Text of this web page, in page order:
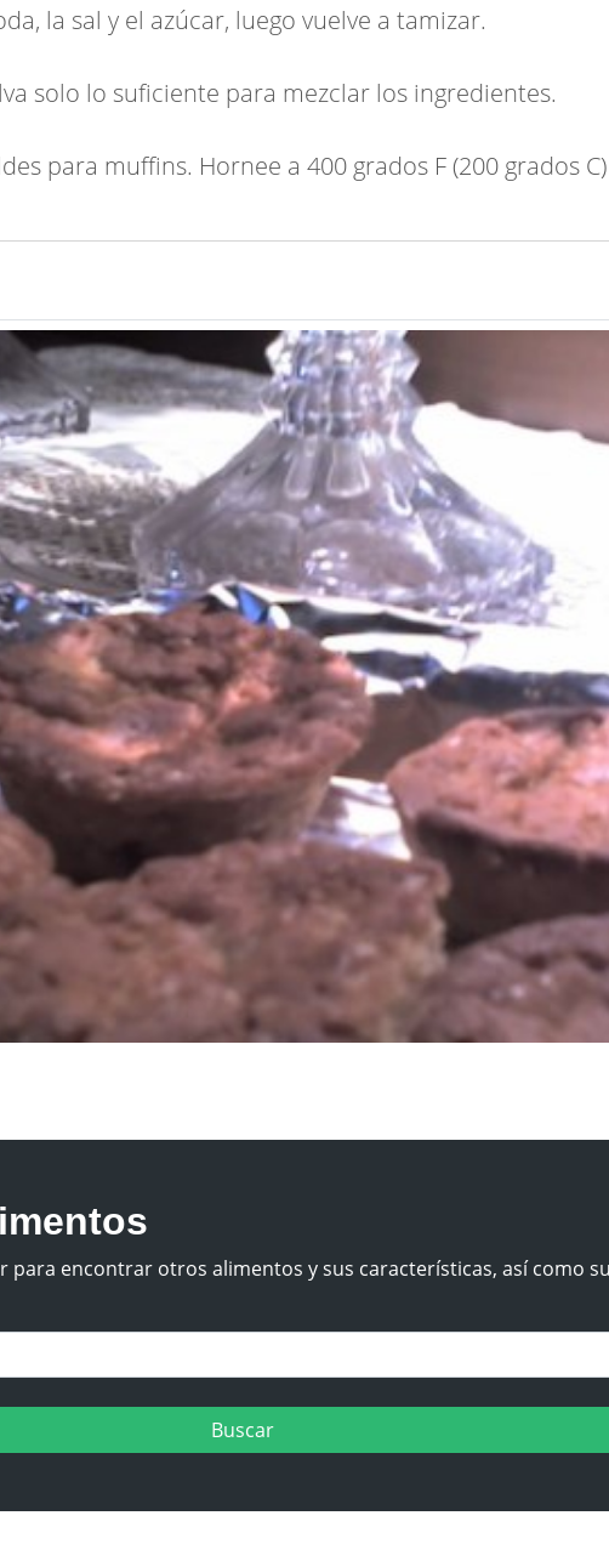
la sal y el azúcar, luego vuelve a tamizar.
solo lo suficiente para mezclar los ingredientes.
para muffins. Hornee a 400 grados F (200 grados
para encontrar otros alimentos y sus características, así como